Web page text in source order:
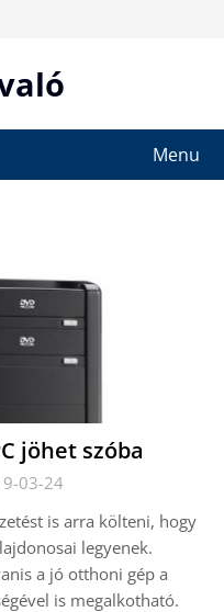
Menu
jöhet szóba
03-24
is arra költeni, hogy
legyenek.
a jó otthoni gép a
is megalkotható.